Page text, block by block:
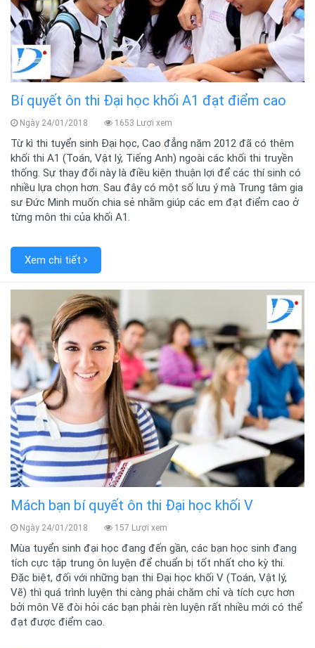
Bí quyết ôn thi Đại học khối A1 đạt điểm cao
Ngày 24/01/2018 1653 Lượi xem
Từ kì thi tuyển sinh Đại học, Cao đẳng năm 2012 đã có thêm
khối thi A1 (Toán, Vật lý, Tiếng Anh) ngoài các khối thi truyền
thống. Sự thay đổi này là điều kiện thuận lợi để các thí sinh có
nhiều lựa chọn hơn. Sau đây có một số lưu ý mà Trung tâm gia
sư Đức Minh muốn chia sẻ nhằm giúp các em đạt điểm cao ở
từng môn thi của khối A1.
Xem chi tiết
Mách bạn bí quyết ôn thi Đại học khối V
Ngày 24/01/2018 157 Lượi xem
Mùa tuyển sinh đại học đang đến gần, các bạn học sinh đang
tích cực tập trung ôn luyện để chuẩn bị tốt nhất cho kỳ thi.
Đặc biệt, đối với những bạn thi Đại học khối V (Toán, Vật lý,
Vẽ) thì quá trình luyện thi càng phải chăm chỉ và tích cực hơn
bởi môn Vẽ đòi hỏi các bạn phải rèn luyện rất nhiều mới có thể
đạt được điểm cao.